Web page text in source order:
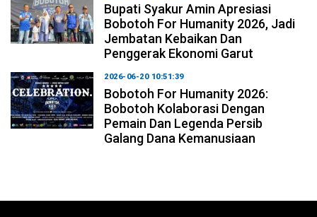
Bupati Syakur Amin Apresiasi
Bobotoh For Humanity 2026, Jadi
Jembatan Kebaikan Dan
Penggerak Ekonomi Garut
2026-06-20 10:51:39
Bobotoh For Humanity 2026:
Bobotoh Kolaborasi Dengan
Pemain Dan Legenda Persib
Galang Dana Kemanusiaan